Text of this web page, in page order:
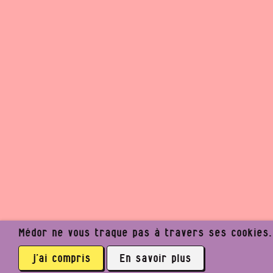
Médor ne vous traque pas à travers ses
j’ai compris En savoir plus